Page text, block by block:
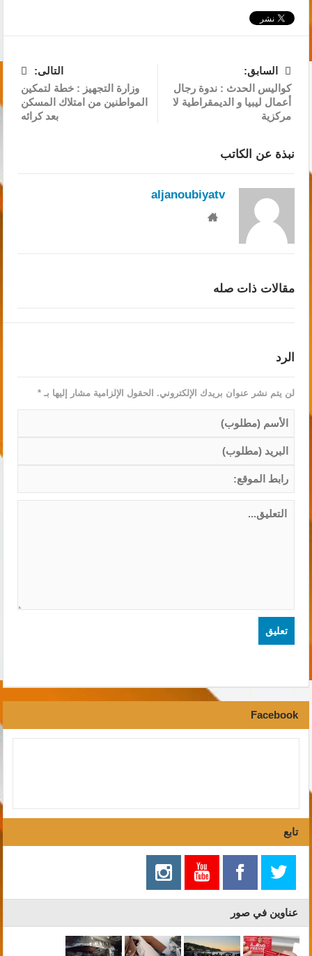
السابق:
كواليس الحدث : ندوة رجال
أعمال ليبيا و الديمقراطية لا
مركزية
التالى:
وزارة التجهيز : خطة لتمكين
المواطنين من امتلاك المسكن
بعد كرائه
نبذة عن الكاتب
aljanoubiyatv
مقالات ذات صله
الرد
لن يتم نشر عنوان بريدك الإلكتروني. الحقول الإلزامية مشار إليها بـ*
Facebook
تابع
عناوين في صور